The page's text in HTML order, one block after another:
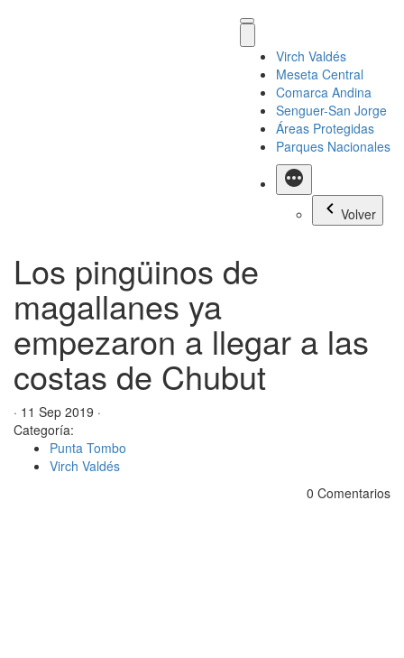
Virch Valdés
Meseta Central
Comarca Andina
Senguer-San Jorge
Áreas Protegidas
Parques Nacionales
Más
Volver
Los pingüinos de
magallanes ya
empezaron a llegar a las
costas de Chubut
· 11 Sep 2019 ·
Categoría:
Punta Tombo
Virch Valdés
0 Comentarios